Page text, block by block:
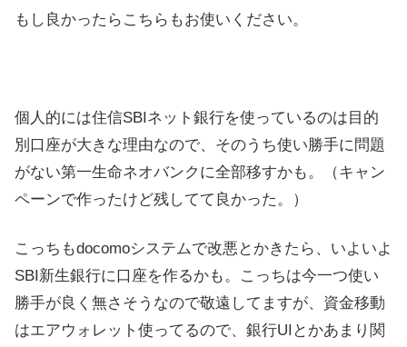
もし良かったらこちらもお使いください。
個人的には住信SBIネット銀行を使っているのは目的
別口座が大きな理由なので、そのうち使い勝手に問題
がない第一生命ネオバンクに全部移すかも。（キャン
ペーンで作ったけど残してて良かった。）
こっちもdocomoシステムで改悪とかきたら、いよいよ
SBI新生銀行に口座を作るかも。こっちは今一つ使い
勝手が良く無さそうなので敬遠してますが、資金移動
はエアウォレット使ってるので、銀行UIとかあまり関